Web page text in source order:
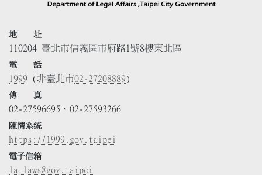
地 址
110204 臺北市信義區市府路1號8樓東北區
電 話
1999 (非臺北市02-27208889)
傳 真
02-27596695、02-27593266
陳情系統
https://1999.gov.taipei
電子信箱
la_laws@gov.taipei